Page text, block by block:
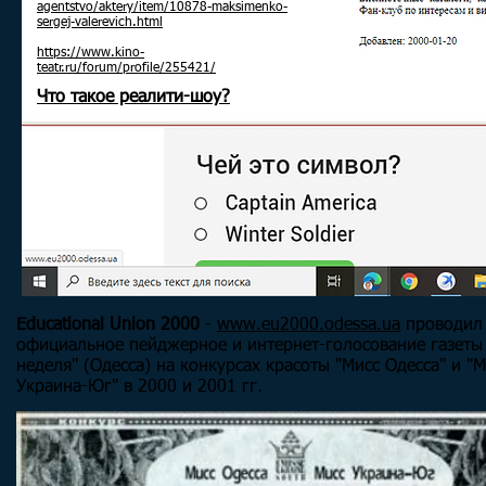
agentstvo/aktery/item/10878-maksimenko-
sergej-valerevich.html
https://www.kino-
teatr.ru/forum/profile/255421/
Что такое реалити-шоу?
Educational Union 2000 - www.eu2000.odessa.ua проводил
официальное пейджерное и интернет-голосование
неделя" (Одесса) на конкурсах красоты "Мисс Одесса" и
Украина-Юг" в 2000 и 2001 гг.